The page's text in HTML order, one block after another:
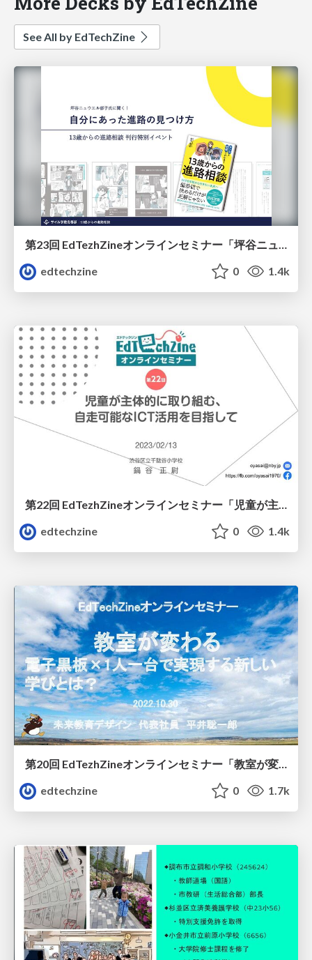
See All by EdTechZine
第23回 EdTezhZineオンラインセミナー「坪谷ニュウエル郁子氏に聞く！ 自分にあった進路の見つけ方／『13歳からの進路相談』刊行特別イベント」
edtechzine
0 1.4k
edtechzine
0 1.4k
第20回 EdTezhZineオンラインセミナー「教室が変わる！ 電子黒板×1人1台端末で実現する新しい時代の学びとは」
edtechzine
0 1.7k